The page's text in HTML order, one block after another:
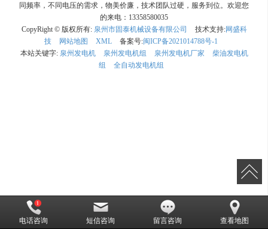
同频率，不同电压的需求，物美价廉，技术团队过硬，服务到位。欢迎您
的来电：13358580035
CopyRight © 版权所有: 泉州市固泰机械设备有限公司 技术支持:网盛科
技
网站地图 XML 备案号:闽ICP备2021014788号-1
本站关键字: 泉州发电机 泉州发电机组 泉州发电机厂家
柴油发电机
组
全自动发电机组
电话咨询 短信咨询 留言咨询 查看地图